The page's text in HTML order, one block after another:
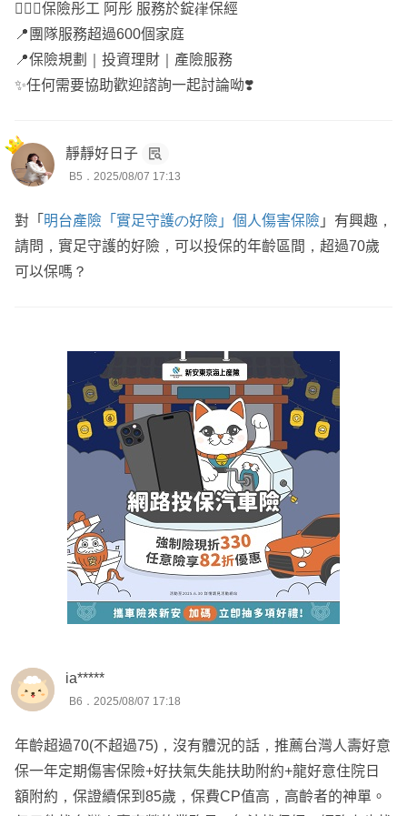
🙋🏻‍♀️保險彤工 阿彤 服務於錠嵂保經
📍團隊服務超過600個家庭
📍保險規劃｜投資理財｜產險服務
✨任何需要協助歡迎諮詢一起討論呦❣️
靜靜好日子
B5．2025/08/07 17:13
對「 明台產險「實足守護の好險」個人傷害保險 」有興趣，
請問，實足守護的好險，可以投保的年齡區間，超過70歲
可以保嗎？
ia*****
B6．2025/08/07 17:18
年齡超過70(不超過75)，沒有體況的話，推薦台灣人壽好意
保一年定期傷害保險+好扶氣失能扶助附約+龍好意住院日
額附約，保證續保到85歲，保費CP值高，高齡者的神單。